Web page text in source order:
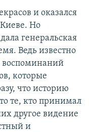
и оказался
Но
генеральская
Ведь известно
которые
что историю
те, кто принимал
другое видение
и